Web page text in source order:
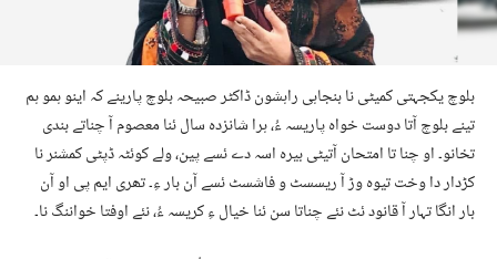
بلوچ یکجہتی کمیٹی نا بنجاہی راہشون ڈاکٹر صبیحہ بلوچ پارینے کہ اینو ہمو ہم
تینے بلوچ آتا دوست خواہ پاریسہ ءُ، ہرا شانزدہ سال ئنا معصوم آ چناتے بندی
تخانو۔ او چنا تا امتحان آتیٹی بیرہ اسہ دے ئسے پین، ولے کوئٹہ ڈپٹی کمشنر نا
کڑدار دا وخت تیوہ وڑ آ ریسسٹ و فاشسٹ ئسے آن بار ءِ۔ تھری ایم پی او آن
بار انگا تہار آ قانود ئٹ نئے چناتا سن ئنا خیال ءِ کریسہ ءُ، نئے اوفتا خواننگ نا۔